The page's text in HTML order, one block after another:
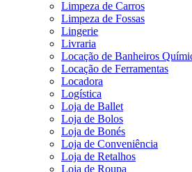
Limpeza de Carros
Limpeza de Fossas
Lingerie
Livraria
Locação de Banheiros
Locação de Ferramentas
Locadora
Logística
Loja de Ballet
Loja de Bolos
Loja de Bonés
Loja de Conveniência
Loja de Retalhos
Loja de Roupa